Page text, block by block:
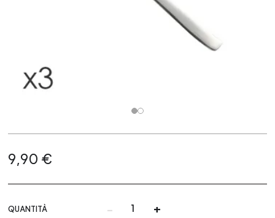
9,90 €
QUANTITÀ - +